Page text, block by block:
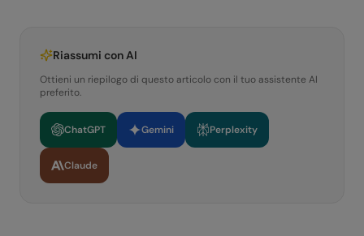
Riassumi con AI
Ottieni un riepilogo di questo articolo con il tuo assistente AI
preferito.
ChatGPT Gemini Perplexity
Claude